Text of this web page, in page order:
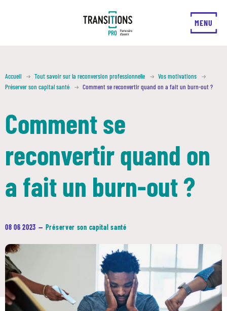
MENU
FERMER
Accueil Tout savoir sur la reconversion professionnelle
Vos motivations
Préserver son capital santé
Comment se reconvertir quand on a fait un burn-out ?
Comment se
reconvertir quand on
a fait un burn-out ?
08 06 2023 — Préserver son capital santé